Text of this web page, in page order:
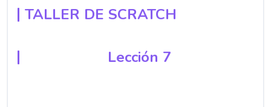
TALLER DE SCRATCH
Lección 7